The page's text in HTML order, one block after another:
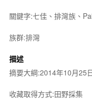
關鍵字:七佳、排灣族、
族群:排灣
描述
摘要大綱:2014年10月25
收藏取得方式:田野採集